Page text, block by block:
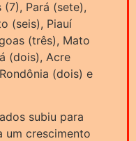
(7), Pará (sete),
(seis), Piauí
(três), Mato
(dois), Acre
(dois) e
subiu para
um crescimento